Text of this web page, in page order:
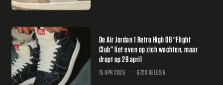
De Air Jordan 1 Retro High OG “Flight
Club” liet even op zich wachten, maar
dropt op 29 april
15 APR 2026 672X GELEZEN